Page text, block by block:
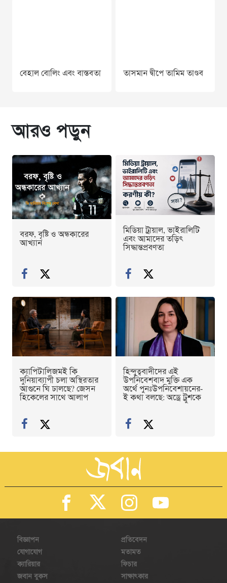
বেহাল বোলিং এবং বাস্তবতা তাসমান দ্বীপে তামিম তাণ্ডব
আরও পড়ুন
বরফ, বৃষ্টি ও অন্ধকারের
আখ্যান
মিডিয়া ট্রায়াল, ভাইরালিটি
এবং আমাদের তড়িৎ
সিদ্ধান্তপ্রবণতা
ক্যাপিটালিজমই কি
দুনিয়াব্যাপী চলা অস্থিরতার
আগুনে ঘি ঢালছে? জেসন
হিকেলের সাথে আলাপ
হিন্দুত্ববাদীদের এই
উপনিবেশবাদ মুক্তি এক
অর্থে পুনঃউপনিবেশায়নের-
ই কথা বলছে: অড্রে ট্রুশকে
বিজ্ঞাপন
যোগাযোগ
ক্যারিয়ার
জবান বুকস
প্রতিবেদন
মতামত
ফিচার
সাক্ষাৎকার